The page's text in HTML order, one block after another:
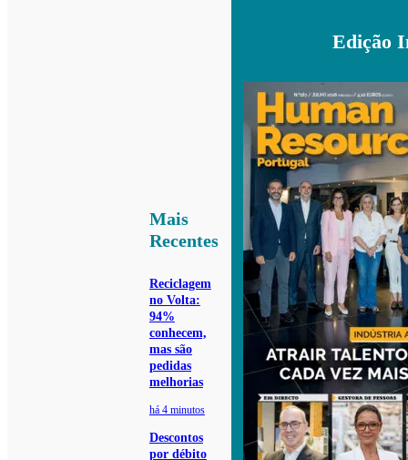
Mais
Recentes
Reciclagem
no Volta:
94%
conhecem,
mas são
pedidas
melhorias
há 4 minutos
Descontos
por débito
Edição